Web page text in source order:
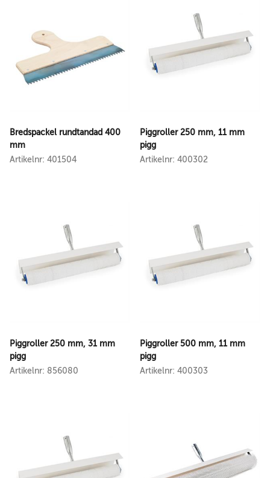
Bredspackel rundtandad 400
mm
Artikelnr: 401504
Piggroller 250 mm, 11 mm
pigg
Artikelnr: 400302
Piggroller 250 mm, 31 mm
pigg
Artikelnr: 856080
Piggroller 500 mm, 11 mm
pigg
Artikelnr: 400303